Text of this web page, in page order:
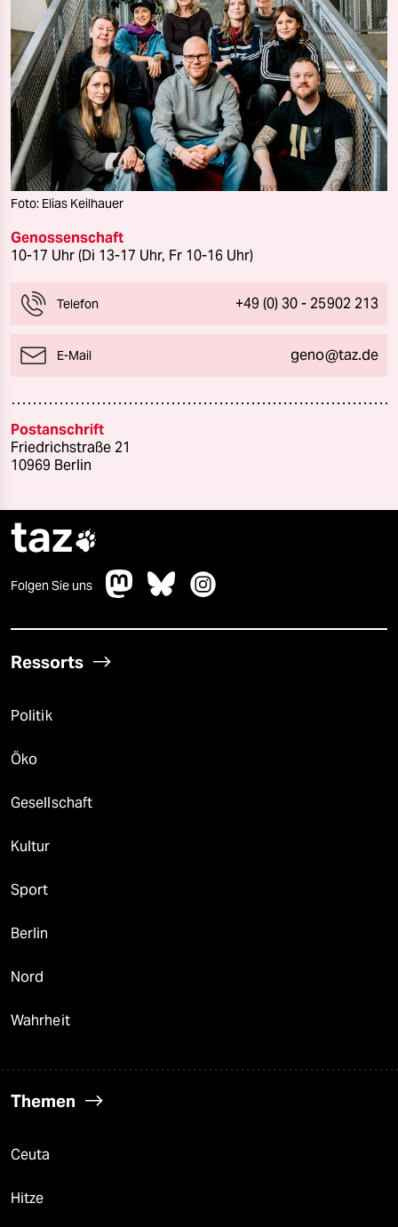
Foto: Elias Keilhauer
Genossenschaft
10-17 Uhr (Di 13-17 Uhr, Fr 10-16 Uhr)
Telefon +49 (0) 30 - 25902 213
E-Mail geno@taz.de
Postanschrift
Friedrichstraße 21
10969 Berlin
taz
Folgen Sie uns
Ressorts
Politik
Öko
Gesellschaft
Kultur
Sport
Berlin
Nord
Wahrheit
Themen
Ceuta
Hitze